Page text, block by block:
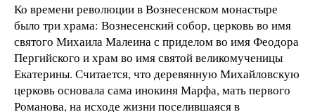
Ко времени революции в Вознесенском монастыре
было три храма: Вознесенский собор, церковь во имя
святого Михаила Малеина с приделом во имя Феодора
Пергийского и храм во имя святой великомученицы
Екатерины. Считается, что деревянную Михайловскую
церковь основала сама инокиня Марфа, мать первого
Романова, на исходе жизни поселившаяся в